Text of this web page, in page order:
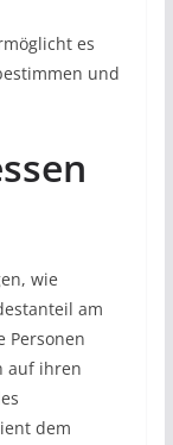
es
und
wie
am
Personen
auf ihren
dem